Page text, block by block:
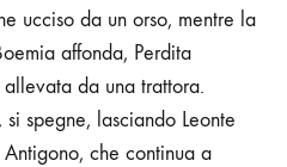
ucciso da un orso, mentre la
affonda, Perdita
da una trattora.
spegne, lasciando Leonte
che continua a